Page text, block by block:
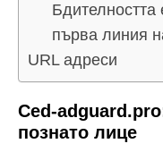
първа линия
URL адреси
Ced-
познато лице